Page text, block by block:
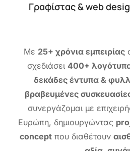
Γραφίστας & web
Με 25+ χρόνια εμπειρίας
σχεδιάσει 400+
δεκάδες έντυπα &
βραβευμένες
συνεργάζομαι με
Ευρώπη, δημιουργώντας
concept που διαθέτουν